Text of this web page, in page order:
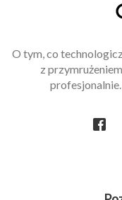
O tym, co
z